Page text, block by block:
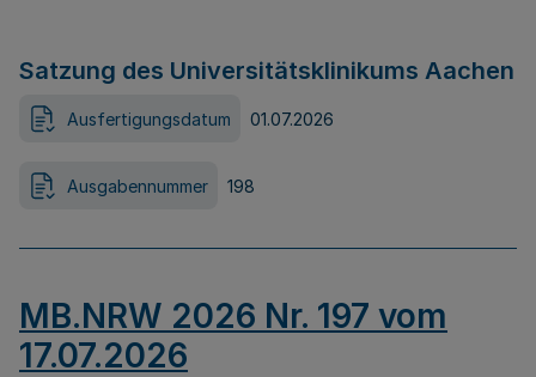
Satzung des Universitätsklinikums Aachen
Ausfertigungsdatum 01.07.2026
Ausgabennummer 198
MB.NRW 2026 Nr. 197 vom
17.07.2026